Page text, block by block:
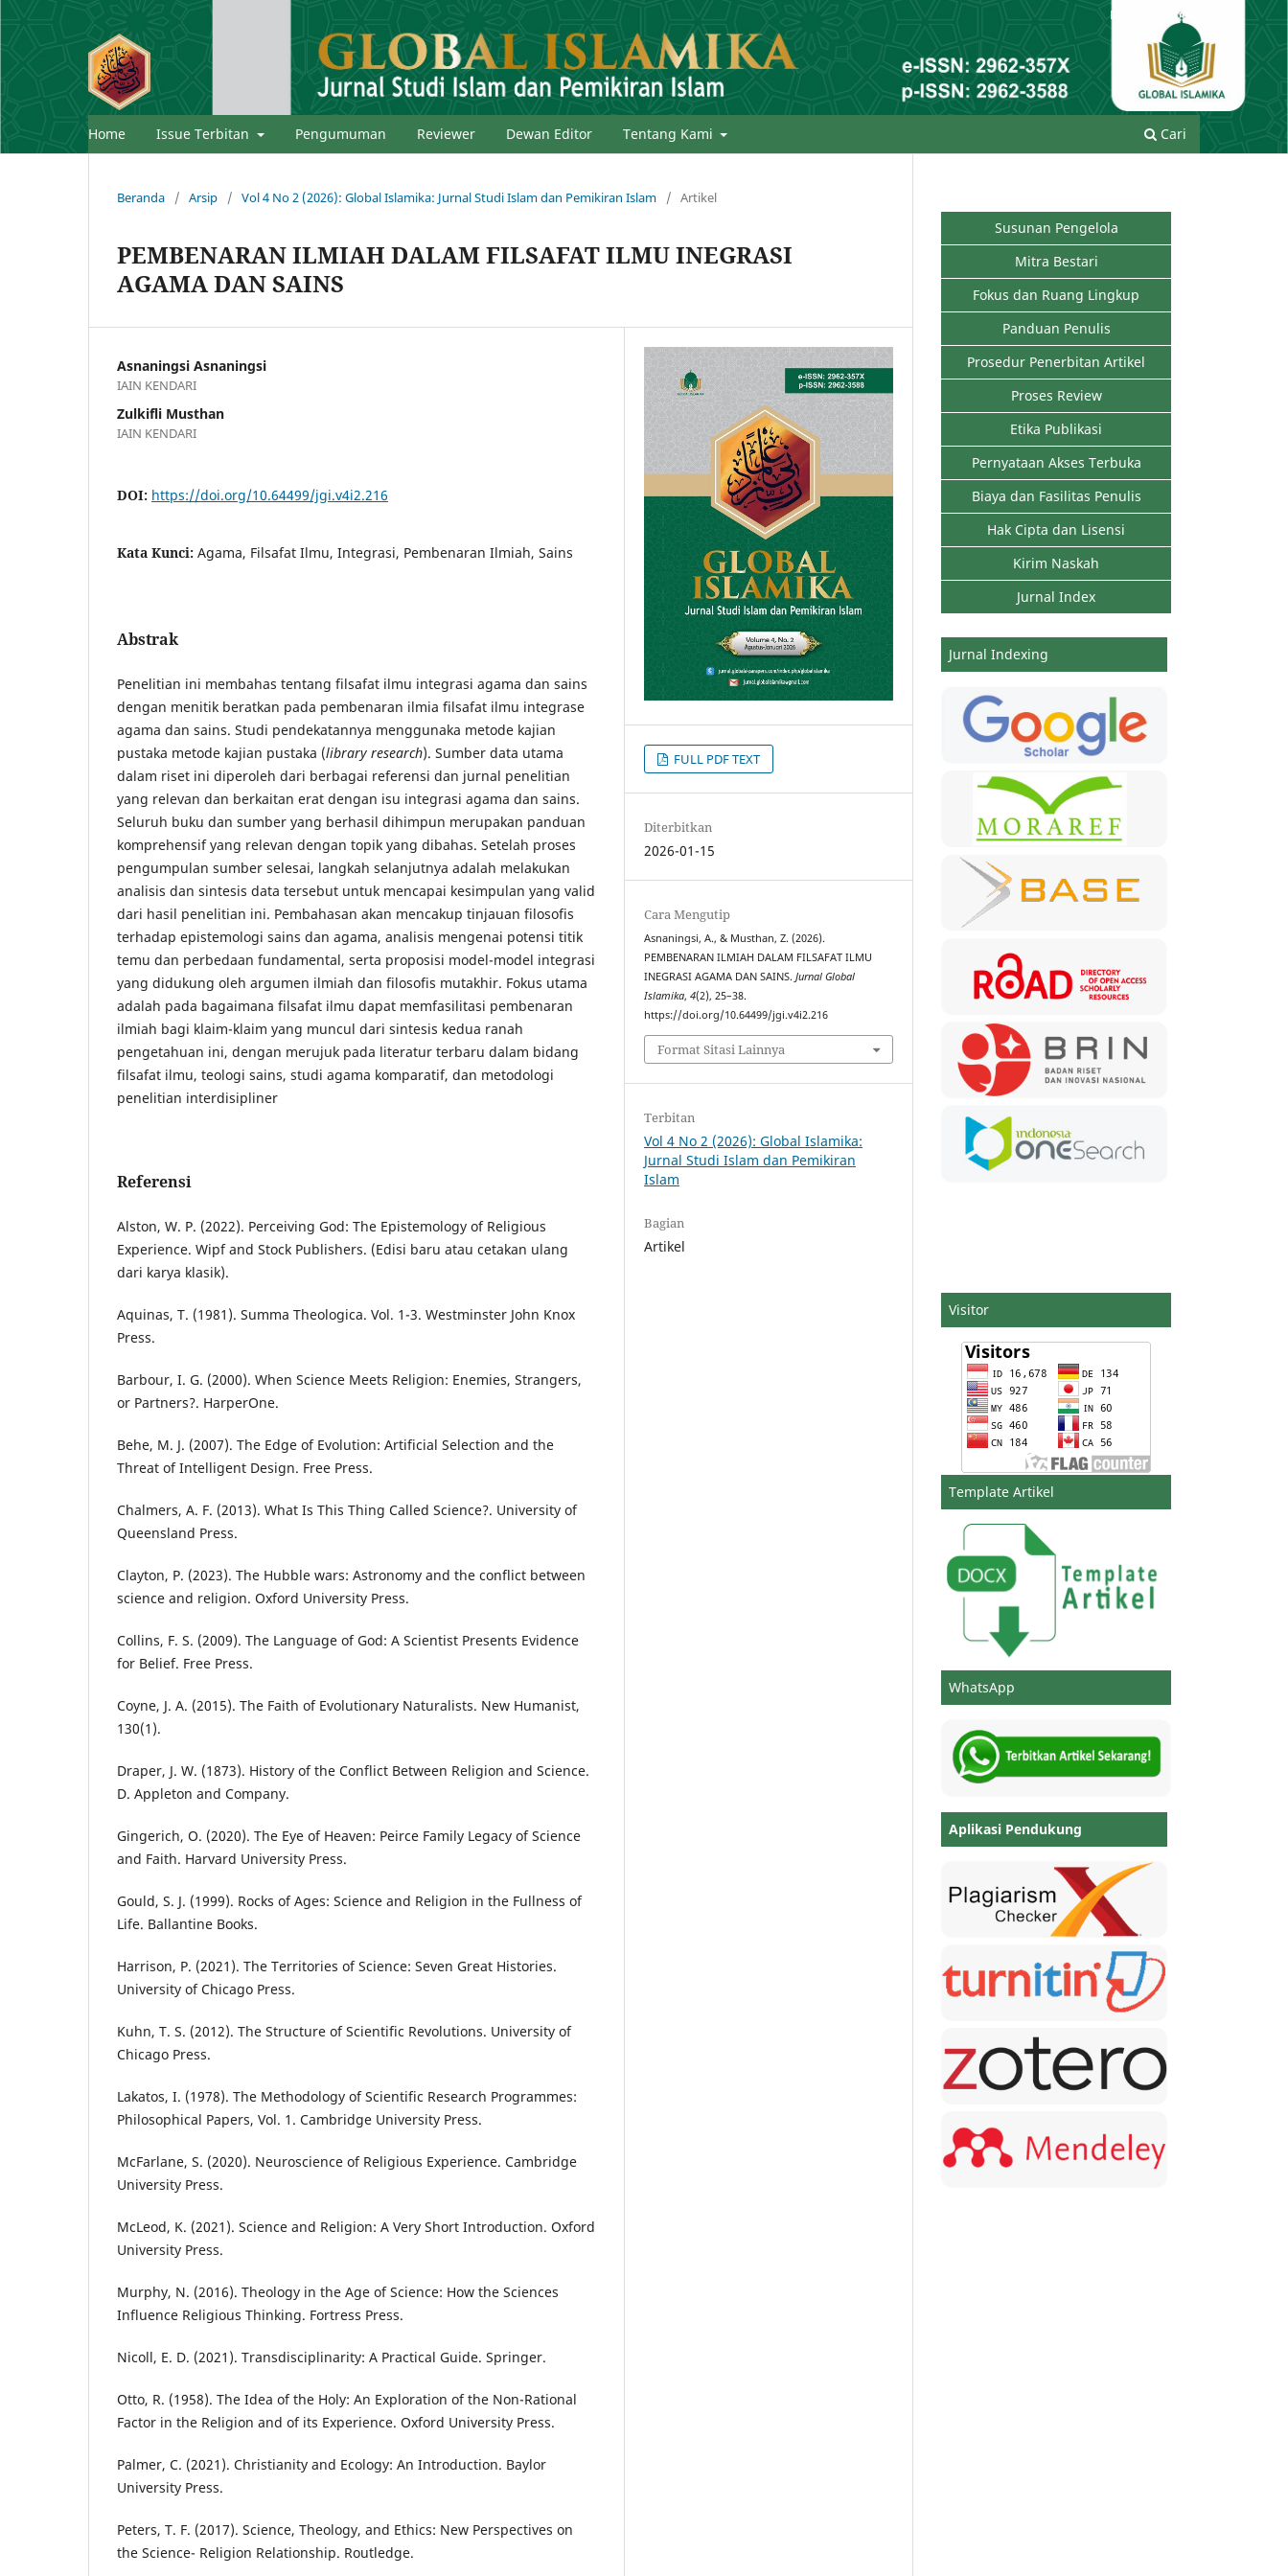
Home Issue Terbitan Pengumuman Reviewer Dewan Editor Tentang Kami Cari
Daftar Login
Beranda / Arsip / Vol 4 No 2 (2026): Global Islamika: Jurnal Studi Islam dan Pemikiran Islam / Artikel
PEMBENARAN ILMIAH DALAM FILSAFAT ILMU INEGRASI
AGAMA DAN SAINS
Asnaningsi Asnaningsi
IAIN KENDARI
Zulkifli Musthan
IAIN KENDARI
DOI: https://doi.org/10.64499/jgi.v4i2.216
Kata Kunci: Agama, Filsafat Ilmu, Integrasi, Pembenaran Ilmiah, Sains
Abstrak
Penelitian ini membahas tentang filsafat ilmu integrasi agama dan sains
dengan menitik beratkan pada pembenaran ilmia filsafat ilmu integrase
agama dan sains. Studi pendekatannya menggunaka metode kajian
pustaka metode kajian pustaka (library research). Sumber data utama
dalam riset ini diperoleh dari berbagai referensi dan jurnal penelitian
yang relevan dan berkaitan erat dengan isu integrasi agama dan sains.
Seluruh buku dan sumber yang berhasil dihimpun merupakan panduan
komprehensif yang relevan dengan topik yang dibahas. Setelah proses
pengumpulan sumber selesai, langkah selanjutnya adalah melakukan
analisis dan sintesis data tersebut untuk mencapai kesimpulan yang valid
dari hasil penelitian ini. Pembahasan akan mencakup tinjauan filosofis
terhadap epistemologi sains dan agama, analisis mengenai potensi titik
temu dan perbedaan fundamental, serta proposisi model-model integrasi
yang didukung oleh argumen ilmiah dan filosofis mutakhir. Fokus utama
adalah pada bagaimana filsafat ilmu dapat memfasilitasi pembenaran
ilmiah bagi klaim-klaim yang muncul dari sintesis kedua ranah
pengetahuan ini, dengan merujuk pada literatur terbaru dalam bidang
filsafat ilmu, teologi sains, studi agama komparatif, dan metodologi
penelitian interdisipliner
Referensi
Alston, W. P. (2022). Perceiving God: The Epistemology of Religious
Experience. Wipf and Stock Publishers. (Edisi baru atau cetakan ulang
dari karya klasik).
Aquinas, T. (1981). Summa Theologica. Vol. 1-3. Westminster John Knox
Press.
Barbour, I. G. (2000). When Science Meets Religion: Enemies, Strangers,
or Partners?. HarperOne.
Behe, M. J. (2007). The Edge of Evolution: Artificial Selection and the
Threat of Intelligent Design. Free Press.
Chalmers, A. F. (2013). What Is This Thing Called Science?. University of
Queensland Press.
Clayton, P. (2023). The Hubble wars: Astronomy and the conflict between
science and religion. Oxford University Press.
Collins, F. S. (2009). The Language of God: A Scientist Presents Evidence
for Belief. Free Press.
Coyne, J. A. (2015). The Faith of Evolutionary Naturalists. New Humanist,
130(1).
Draper, J. W. (1873). History of the Conflict Between Religion and Science.
D. Appleton and Company.
Gingerich, O. (2020). The Eye of Heaven: Peirce Family Legacy of Science
and Faith. Harvard University Press.
Gould, S. J. (1999). Rocks of Ages: Science and Religion in the Fullness of
Life. Ballantine Books.
Harrison, P. (2021). The Territories of Science: Seven Great Histories.
University of Chicago Press.
Kuhn, T. S. (2012). The Structure of Scientific Revolutions. University of
Chicago Press.
Lakatos, I. (1978). The Methodology of Scientific Research Programmes:
Philosophical Papers, Vol. 1. Cambridge University Press.
McFarlane, S. (2020). Neuroscience of Religious Experience. Cambridge
University Press.
McLeod, K. (2021). Science and Religion: A Very Short Introduction. Oxford
University Press.
Murphy, N. (2016). Theology in the Age of Science: How the Sciences
Influence Religious Thinking. Fortress Press.
Nicoll, E. D. (2021). Transdisciplinarity: A Practical Guide. Springer.
Otto, R. (1958). The Idea of the Holy: An Exploration of the Non-Rational
Factor in the Religion and of its Experience. Oxford University Press.
Palmer, C. (2021). Christianity and Ecology: An Introduction. Baylor
University Press.
Peters, T. F. (2017). Science, Theology, and Ethics: New Perspectives on
the Science- Religion Relationship. Routledge.
FULL PDF TEXT
Diterbitkan
2026-01-15
Cara Mengutip
Asnaningsi, A., & Musthan, Z. (2026).
PEMBENARAN ILMIAH DALAM FILSAFAT ILMU
INEGRASI AGAMA DAN SAINS.Jurnal Global
Islamika,4(2), 25–38.
https://doi.org/10.64499/jgi.v4i2.216
Format Sitasi Lainnya
Terbitan
Vol 4 No 2 (2026): Global Islamika:
Jurnal Studi Islam dan Pemikiran
Islam
Bagian
Artikel
Susunan Pengelola
Mitra Bestari
Fokus dan Ruang Lingkup
Panduan Penulis
Prosedur Penerbitan Artikel
Proses Review
Etika Publikasi
Pernyataan Akses Terbuka
Biaya dan Fasilitas Penulis
Hak Cipta dan Lisensi
Kirim Naskah
Jurnal Index
Jurnal Indexing
Visitor
Template Artikel
WhatsApp
Aplikasi Pendukung